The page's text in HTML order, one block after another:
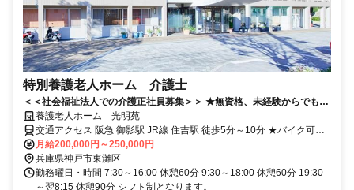
特別養護老人ホーム 介護士
＜＜社会福祉法人での介護正社員募集＞＞ ★無資格、未経験からでもチ
ャレンジできます♪年間休日120日
養護老人ホーム 光明苑
交通アクセス 阪急 御影駅 JR線 住吉駅 徒歩5分～10分 ★バイク可能
です。
月給200,000円～250,000円
兵庫県神戸市東灘区
勤務曜日・時間 7:30～16:00 休憩60分 9:30～18:00 休憩60分 19:30
～翌8:15 休憩90分 シフト制となります。